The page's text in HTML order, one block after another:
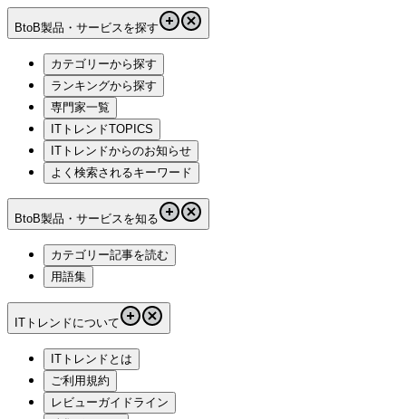
BtoB製品・サービスを探す
カテゴリーから探す
ランキングから探す
専門家一覧
ITトレンドTOPICS
ITトレンドからのお知らせ
よく検索されるキーワード
BtoB製品・サービスを知る
カテゴリー記事を読む
用語集
ITトレンドについて
ITトレンドとは
ご利用規約
レビューガイドライン